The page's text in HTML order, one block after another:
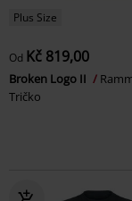
Plus Size
Od Kč 819,00
Broken Logo II
Tričko